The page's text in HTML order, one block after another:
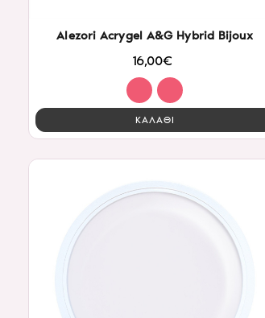
Alezori Acrygel A&G Hybrid Bijoux
16,00€
ΚΑΛΑΘΙ